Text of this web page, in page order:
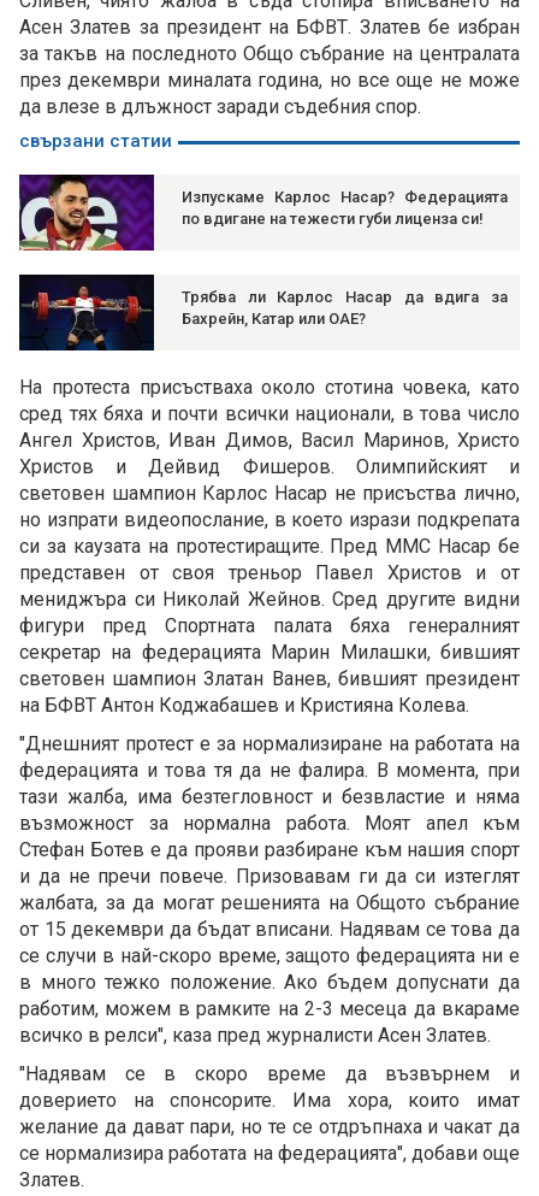
Асен Златев за президент на БФВТ. Златев бе избран
за такъв на последното Общо събрание на централата
през декември миналата година, но все още не може
да влезе в длъжност заради съдебния спор.
свързани статии
Изпускаме Карлос Насар? Федерацията
по вдигане на тежести губи лиценза си!
Трябва ли Карлос Насар да вдига за
Бахрейн, Катар или ОАЕ?
На протеста присъстваха около стотина човека, като
сред тях бяха и почти всички национали, в това число
Ангел Христов, Иван Димов, Васил Маринов, Христо
Христов и Дейвид Фишеров. Олимпийският и
световен шампион Карлос Насар не присъства лично,
но изпрати видеопослание, в което изрази подкрепата
си за каузата на протестиращите. Пред ММС Насар бе
представен от своя треньор Павел Христов и от
мениджъра си Николай Жейнов. Сред другите видни
фигури пред Спортната палата бяха генералният
секретар на федерацията Марин Милашки, бившият
световен шампион Златан Ванев, бившият президент
на БФВТ Антон Коджабашев и Кристияна Колева.
"Днешният протест е за нормализиране на работата на
федерацията и това тя да не фалира. В момента, при
тази жалба, има безтегловност и безвластие и няма
възможност за нормална работа. Моят апел към
Стефан Ботев е да прояви разбиране към нашия спорт
и да не пречи повече. Призовавам ги да си изтеглят
жалбата, за да могат решенията на Общото събрание
от 15 декември да бъдат вписани. Надявам се това да
се случи в най-скоро време, защото федерацията ни е
в много тежко положение. Ако бъдем допуснати да
работим, можем в рамките на 2-3 месеца да вкараме
всичко в релси", каза пред журналисти Асен Златев.
"Надявам се в скоро време да възвърнем и
доверието на спонсорите. Има хора, които имат
желание да дават пари, но те се отдръпнаха и чакат да
се нормализира работата на федерацията", добави още
Златев.